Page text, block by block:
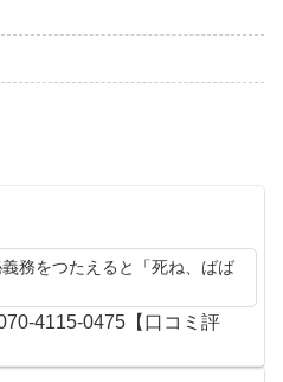
務をつたえると「死ね、ばば
4115-0475【口コミ評